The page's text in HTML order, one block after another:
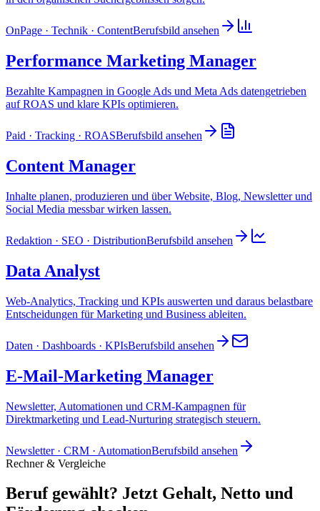
OnPage · Technik · ContentBerufsbild ansehen
Performance Marketing Manager
Bezahlte Kampagnen in Google Ads und Meta Ads datengetrieben
auf ROAS und klare KPIs optimieren.
Paid · Tracking · ROASBerufsbild ansehen
Content Manager
Inhalte planen, produzieren und über Website, Blog, Newsletter und
Social Media messbar wirken lassen.
Redaktion · SEO · DistributionBerufsbild ansehen
Data Analyst
Web-Analytics, Tracking und KPIs auswerten und daraus belastbare
Entscheidungen für Marketing und Business ableiten.
Daten · Dashboards · KPIsBerufsbild ansehen
E-Mail-Marketing Manager
Newsletter, Automationen und CRM-Kampagnen für
Direktmarketing und Lead-Nurturing strategisch steuern.
Newsletter · CRM · AutomationBerufsbild ansehen
Rechner & Vergleiche
Beruf gewählt? Jetzt Gehalt, Netto und